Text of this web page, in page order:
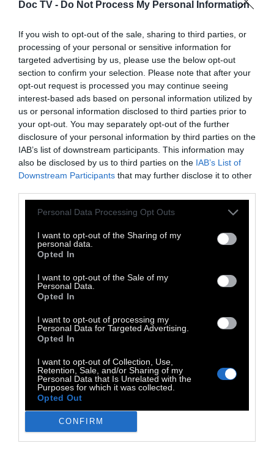
Doc TV - Do Not Process My Personal Information
If you wish to opt-out of the sale, sharing to third parties, or
processing of your personal or sensitive information for
targeted advertising by us, please use the below opt-out
section to confirm your selection. Please note that after your
opt-out request is processed you may continue seeing
interest-based ads based on personal information utilized by
us or personal information disclosed to third parties prior to
your opt-out. You may separately opt-out of the further
disclosure of your personal information by third parties on the
IAB’s list of downstream participants. This information may
also be disclosed by us to third parties on the IAB’s List of
Downstream Participants that may further disclose it to other
Personal Data Processing Opt Outs
I want to opt-out of the Sharing of my
personal data.
Opted In
I want to opt-out of the Sale of my
Personal Data.
Opted In
I want to opt-out of processing my
Personal Data for Targeted Advertising.
Opted In
I want to opt-out of Collection, Use,
Retention, Sale, and/or Sharing of my
Personal Data that Is Unrelated with the
Purposes for which it was collected.
Opted Out
CONFIRM